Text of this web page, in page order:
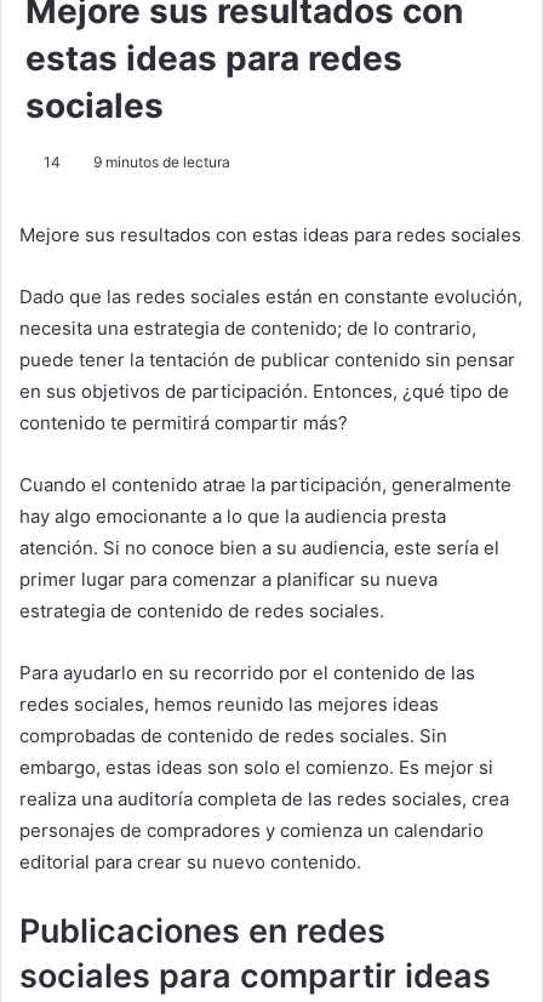
Mejore sus resultados con
estas ideas para redes
sociales
14 9 minutos de lectura
Mejore sus resultados con estas ideas para redes sociales
Dado que las redes sociales están en constante evolución,
necesita una estrategia de contenido; de lo contrario,
puede tener la tentación de publicar contenido sin pensar
en sus objetivos de participación. Entonces, ¿qué tipo de
contenido te permitirá compartir más?
Cuando el contenido atrae la participación, generalmente
hay algo emocionante a lo que la audiencia presta
atención. Si no conoce bien a su audiencia, este sería el
primer lugar para comenzar a planificar su nueva
estrategia de contenido de redes sociales.
Para ayudarlo en su recorrido por el contenido de las
redes sociales, hemos reunido las mejores ideas
comprobadas de contenido de redes sociales. Sin
embargo, estas ideas son solo el comienzo. Es mejor si
realiza una auditoría completa de las redes sociales, crea
personajes de compradores y comienza un calendario
editorial para crear su nuevo contenido.
Publicaciones en redes
sociales para compartir ideas